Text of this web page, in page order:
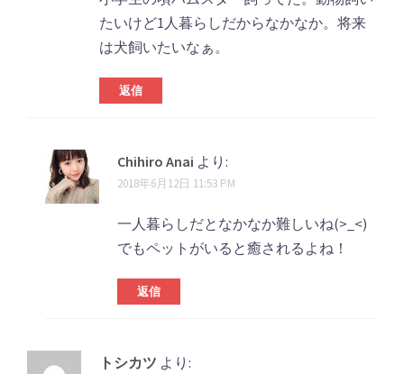
シ
ョ
たいけど1人暮らしだからなかなか。将来
は犬飼いたいなぁ。
返信
Chihiro Anai より:
2018年6月12日 11:53 PM
一人暮らしだとなかなか難しいね(>_<)
でもペットがいると癒されるよね！
返信
トシカツ より: